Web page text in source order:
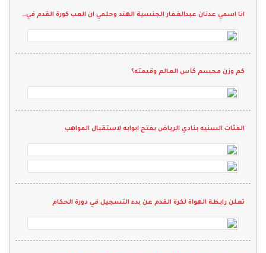
انا اسمي عدنان عبدالغفار الجنسية الهند وحلمي ان العب كورة القدم في نادي واقدم كل م لدي ويارب انها تححق
كم وزن مجسم كأس العالم وقيمته؟
الفئات السنيه بنادي الرياض يفتح ابوابه لاستقبال المواهب
تعلن رابطة الهواة لكرة القدم عن بدء التسجيل في دورة الحكام